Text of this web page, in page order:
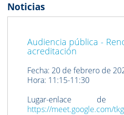
Noticias
Audiencia pública -
acreditación
Fecha: 20 de febrero de
Hora: 11:15-11:30
Lugar-enlace
https://meet.google.com/